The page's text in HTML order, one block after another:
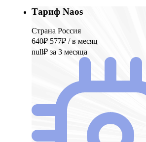
Тариф Naos
Страна Россия
640₽ 577₽ / в месяц
null₽ за 3 месяца